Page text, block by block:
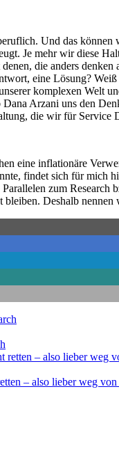
Und das
Je mehr wir diese
die anders
eine Lösung?
komplexen Welt
Arzani uns den
die wir für Service
eine inflationäre
findet sich für
zum Research
bleiben. Deshalb
– also lieber weg